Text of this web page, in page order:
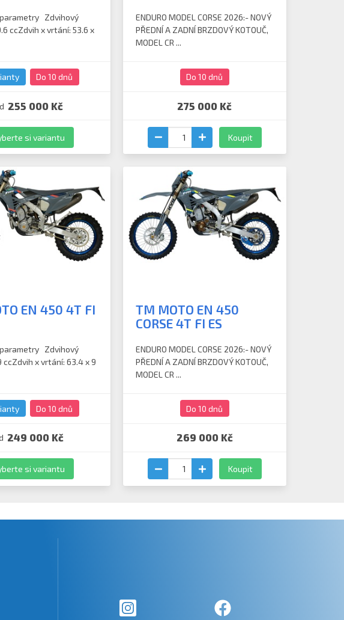
Zdvihový
ccZdvih x vrtání: 53.6 x
Do 10 dnů
255 000 Kč
si variantu
ENDURO MODEL CORSE 2026:- NOVÝ
PŘEDNÍ A ZADNÍ BRZDOVÝ KOTOUČ,
MODEL CR ...
Do 10 dnů
275 000 Kč
Koupit
EN 450 4T FI
Zdvihový
ccZdvih x vrtání: 63.4 x 9
Do 10 dnů
249 000 Kč
si variantu
TM MOTO EN 450
CORSE 4T FI ES
ENDURO MODEL CORSE 2026:- NOVÝ
PŘEDNÍ A ZADNÍ BRZDOVÝ KOTOUČ,
MODEL CR ...
Do 10 dnů
269 000 Kč
Koupit